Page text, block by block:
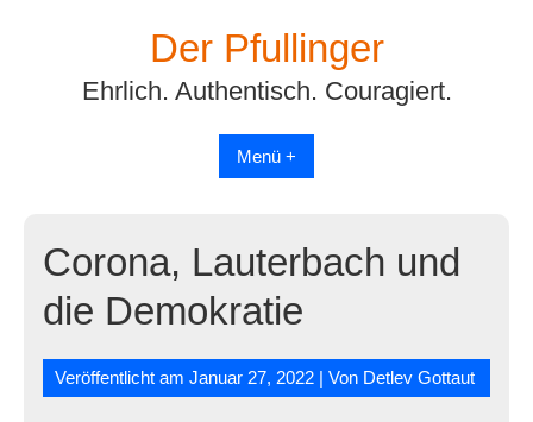
Der Pfullinger
Ehrlich. Authentisch. Couragiert.
Menü +
Corona, Lauterbach und
die Demokratie
Veröffentlicht amJanuar 27, 2022 | Von Detlev Gottaut